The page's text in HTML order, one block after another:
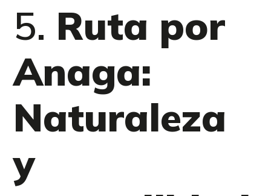
5. Ruta por
Anaga:
Naturaleza
y